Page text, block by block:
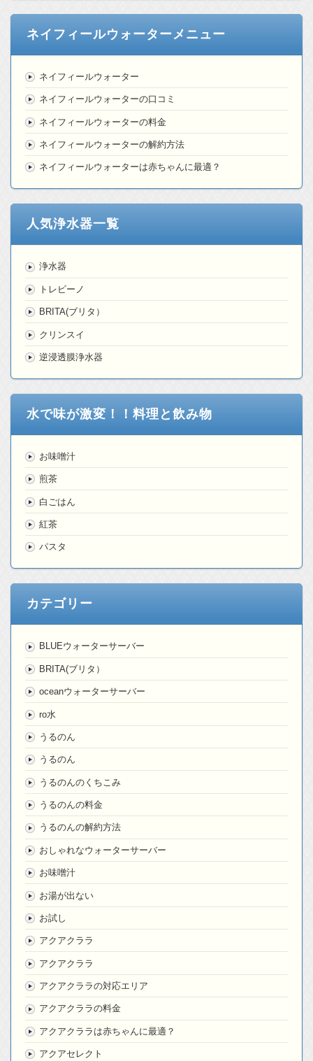
ネイフィールウォーターメニュー
ネイフィールウォーター
ネイフィールウォーターの口コミ
ネイフィールウォーターの料金
ネイフィールウォーターの解約方法
ネイフィールウォーターは赤ちゃんに最適？
人気浄水器一覧
浄水器
トレビーノ
BRITA(ブリタ）
クリンスイ
逆浸透膜浄水器
水で味が激変！！料理と飲み物
お味噌汁
煎茶
白ごはん
紅茶
パスタ
カテゴリー
BLUEウォーターサーバー
BRITA(ブリタ）
oceanウォーターサーバー
ro水
うるのん
うるのん
うるのんのくちこみ
うるのんの料金
うるのんの解約方法
おしゃれなウォーターサーバー
お味噌汁
お湯が出ない
お試し
アクアクララ
アクアクララ
アクアクララの対応エリア
アクアクララの料金
アクアクララは赤ちゃんに最適？
アクアセレクト